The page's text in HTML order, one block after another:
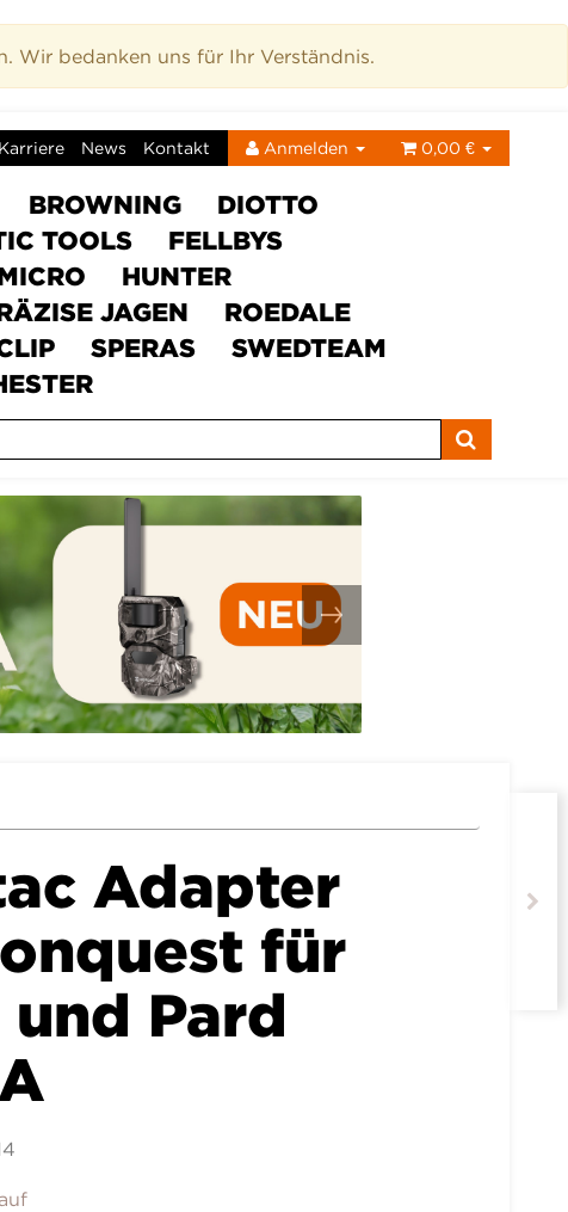
Wir bedanken uns für Ihr Verständnis.
Karriere News Kontakt Anmelden 0,00 €
BROWNING
DIOTTO
TOOLS
FELLBYS
HUNTER
JAGEN
ROEDALE
SPERAS
SWEDTEAM
Adapter
für
Pard